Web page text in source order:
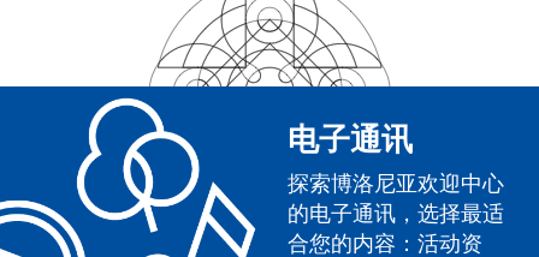
电子通讯
探索博洛尼亚欢迎中心
的电子通讯，选择最适
合您的内容：活动资